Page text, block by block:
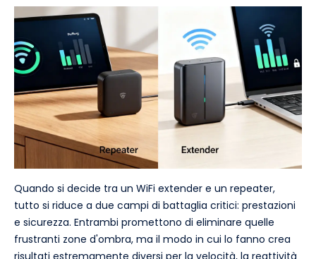
Quando si decide tra un WiFi extender e un repeater,
tutto si riduce a due campi di battaglia critici: prestazioni
e sicurezza. Entrambi promettono di eliminare quelle
frustranti zone d'ombra, ma il modo in cui lo fanno crea